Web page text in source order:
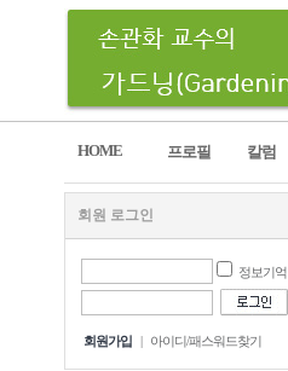
HOME 프로필 칼럼
회원 로그인
정보기억
회원가입 | 아이디/패스워드찾기